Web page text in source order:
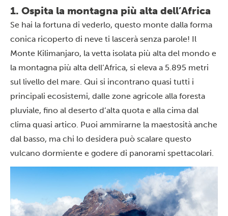
1. Ospita la montagna più alta dell’Africa
Se hai la fortuna di vederlo, questo monte dalla forma
conica ricoperto di neve ti lascerà senza parole! Il
Monte Kilimanjaro, la vetta isolata più alta del mondo e
la montagna più alta dell’Africa, si eleva a 5.895 metri
sul livello del mare. Qui si incontrano quasi tutti i
principali ecosistemi, dalle zone agricole alla foresta
pluviale, fino al deserto d’alta quota e alla cima dal
clima quasi artico. Puoi ammirarne la maestosità anche
dal basso, ma chi lo desidera può scalare questo
vulcano dormiente e godere di panorami spettacolari.